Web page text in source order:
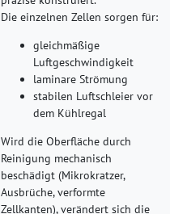
Die einzelnen Zellen sorgen für:
gleichmäßige
Luftgeschwindigkeit
laminare Strömung
stabilen Luftschleier vor
dem Kühlregal
Wird die Oberfläche durch
Reinigung mechanisch
beschädigt (Mikrokratzer,
Ausbrüche, verformte
Zellkanten), verändert sich die